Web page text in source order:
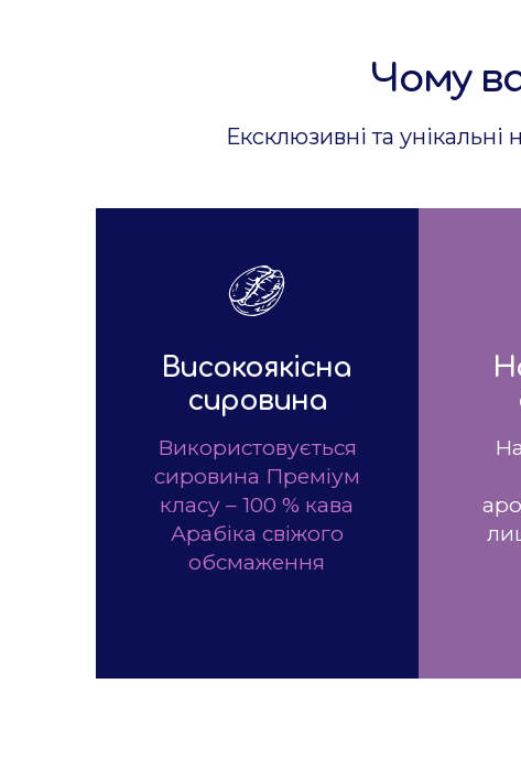
Чому
Ексклюзивні та
Високоякісна
сировина
Використовується
сировина Преміум
класу – 100 % кава
Арабіка свіжого
обсмаження